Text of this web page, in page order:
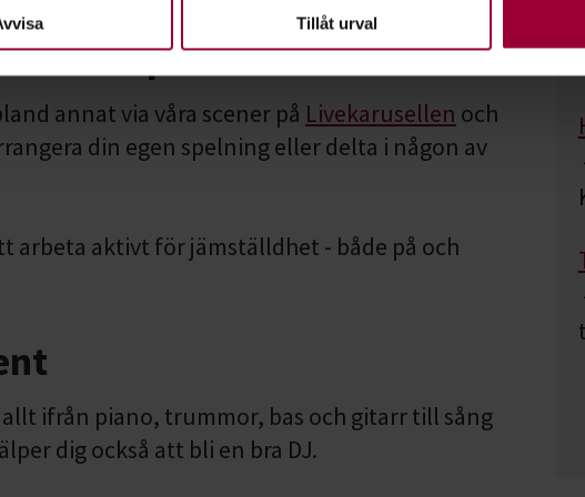
Tillåt urval
annat via våra scener på Livekarusellen och
din egen spelning eller delta i någon av
arbeta aktivt för jämställdhet - både på och
ifrån piano, trummor, bas och gitarr till sång
dig också att bli en bra DJ.